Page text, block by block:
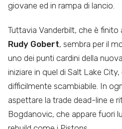
giovane ed in rampa di lancio.
Tuttavia Vanderbilt, che è finito
Rudy Gobert, sembra per il
uno dei punti cardini della
iniziare in quel di Salt Lake
difficilmente scambiabile. In
aspettare la trade dead-line e
Bogdanovic, che appare fuori